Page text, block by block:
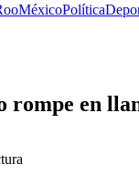
MéxicoPolítica
en